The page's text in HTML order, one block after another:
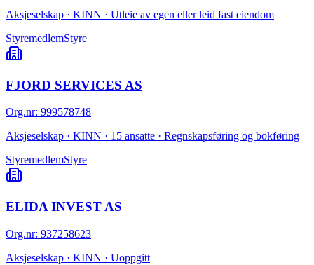
Aksjeselskap · KINN · Utleie av egen eller leid fast eiendom
StyremedlemStyre
FJORD SERVICES AS
Org.nr: 999578748
Aksjeselskap · KINN · 15 ansatte · Regnskapsføring og bokføring
StyremedlemStyre
ELIDA INVEST AS
Org.nr: 937258623
Aksjeselskap · KINN · Uoppgitt